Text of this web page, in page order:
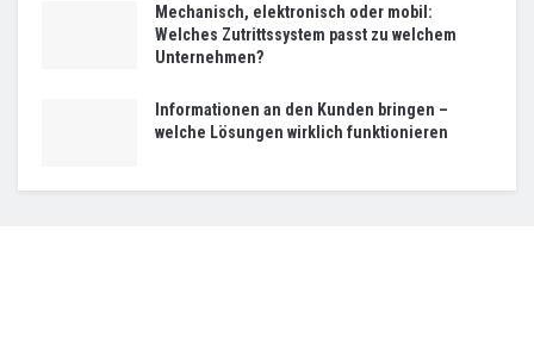
Mechanisch, elektronisch oder mobil:
Welches Zutrittssystem passt zu welchem
Unternehmen?
Informationen an den Kunden bringen –
welche Lösungen wirklich funktionieren